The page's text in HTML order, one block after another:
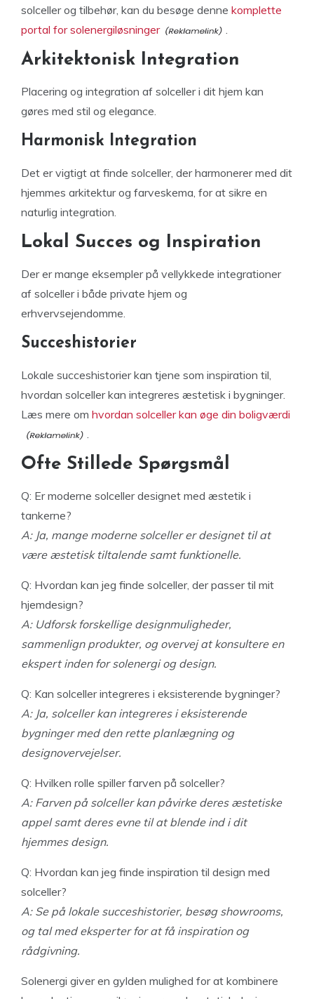
solceller og tilbehør, kan du besøge denne komplette
portal for solenergiløsninger
.
Arkitektonisk Integration
Placering og integration af solceller i dit hjem kan
gøres med stil og elegance.
Harmonisk Integration
Det er vigtigt at finde solceller, der harmonerer med dit
hjemmes arkitektur og farveskema, for at sikre en
naturlig integration.
Lokal Succes og Inspiration
Der er mange eksempler på vellykkede integrationer
af solceller i både private hjem og
erhvervsejendomme.
Succeshistorier
Lokale succeshistorier kan tjene som inspiration til,
hvordan solceller kan integreres æstetisk i bygninger.
Læs mere om hvordan solceller kan øge din boligværdi
.
Ofte Stillede Spørgsmål
Q: Er moderne solceller designet med æstetik i
tankerne?
A: Ja, mange moderne solceller er designet til at
være æstetisk tiltalende samt funktionelle.
Q: Hvordan kan jeg finde solceller, der passer til mit
hjemdesign?
A: Udforsk forskellige designmuligheder,
sammenlign produkter, og overvej at konsultere en
ekspert inden for solenergi og design.
Q: Kan solceller integreres i eksisterende bygninger?
A: Ja, solceller kan integreres i eksisterende
bygninger med den rette planlægning og
designovervejelser.
Q: Hvilken rolle spiller farven på solceller?
A: Farven på solceller kan påvirke deres æstetiske
appel samt deres evne til at blende ind i dit
hjemmes design.
Q: Hvordan kan jeg finde inspiration til design med
solceller?
A: Se på lokale succeshistorier, besøg showrooms,
og tal med eksperter for at få inspiration og
rådgivning.
Solenergi giver en gylden mulighed for at kombinere